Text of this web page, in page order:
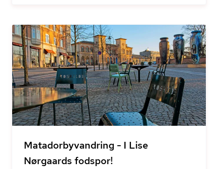
Matadorbyvandring - I Lise
Nørgaards fodspor!